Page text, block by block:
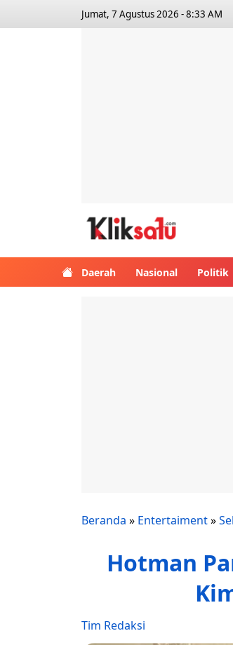
Jumat, 7 Agustus 2026 - 8:33 AM
Daerah Nasional Politik
Beranda » Entertaiment»
Hotman
Tim Redaksi